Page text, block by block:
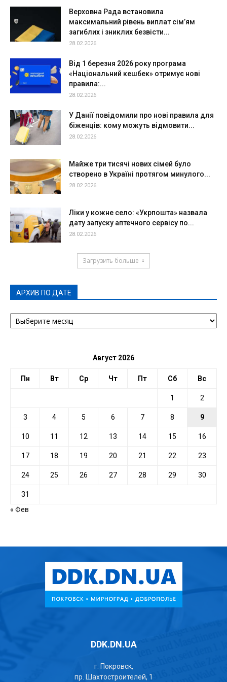
Верховна Рада встановила
максимальний рівень виплат сім’ям
загиблих і зниклих безвісти...
28.02.2026
Від 1 березня 2026 року програма
«Національний кешбек» отримує нові
правила:...
28.02.2026
У Данії повідомили про нові правила для
біженців: кому можуть відмовити...
28.02.2026
Майже три тисячі нових сімей було
створено в Україні протягом минулого...
28.02.2026
Ліки у кожне село: «Укрпошта» назвала
дату запуску аптечного сервісу по...
28.02.2026
Загрузить больше
АРХИВ ПО ДАТЕ
АРХИВ
ПО
Август 2026
Пн Вт Ср Чт Пт Сб Вс
1 2
3 4 5 6 7 8 9
10 11 12 13 14 15 16
17 18 19 20 21 22 23
24 25 26 27 28 29 30
31
« Фев
DDK.DN.UA
г. Покровск,
пр. Шахтостроителей, 1